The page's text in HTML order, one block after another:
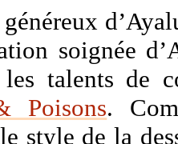
soignée
les talents de
Poisons.
style de la